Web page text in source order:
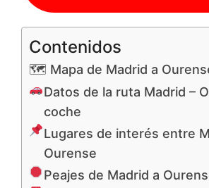
Contenidos
🗺 Mapa de Madrid a
Datos de la ruta Madrid –
coche
Lugares de interés entre
Ourense
Peajes de Madrid a